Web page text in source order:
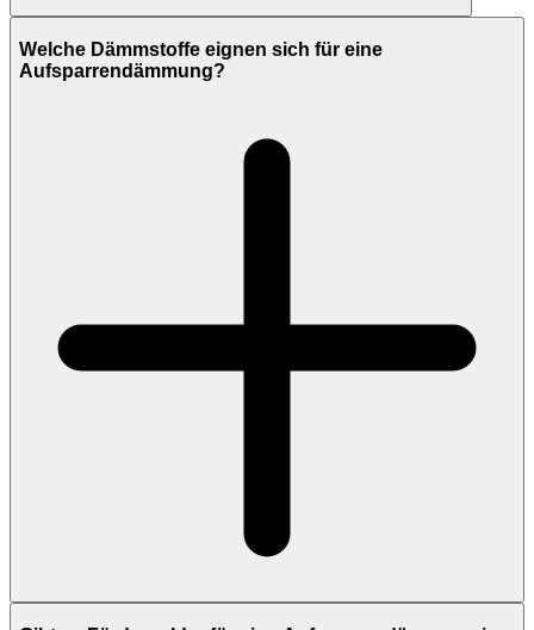
Welche Dämmstoffe eignen sich für eine
Aufsparrendämmung?